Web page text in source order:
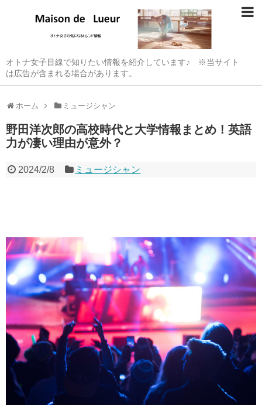
オトナ女子目線で知りたい情報を紹介しています♪ ※当サイト
は広告が含まれる場合があります。
ホーム ミュージシャン
野田洋次郎の高校時代と大学情報まとめ！英語
力が凄い理由が意外？
2024/2/8 ミュージシャン